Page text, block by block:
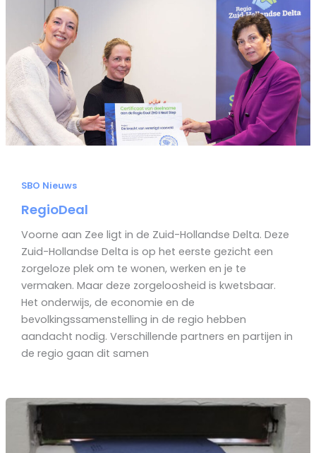
SBO Nieuws
RegioDeal
Voorne aan Zee ligt in de Zuid-Hollandse Delta. Deze
Zuid-Hollandse Delta is op het eerste gezicht een
zorgeloze plek om te wonen, werken en je te
vermaken. Maar deze zorgeloosheid is kwetsbaar.
Het onderwijs, de economie en de
bevolkingssamenstelling in de regio hebben
aandacht nodig. Verschillende partners en partijen in
de regio gaan dit samen